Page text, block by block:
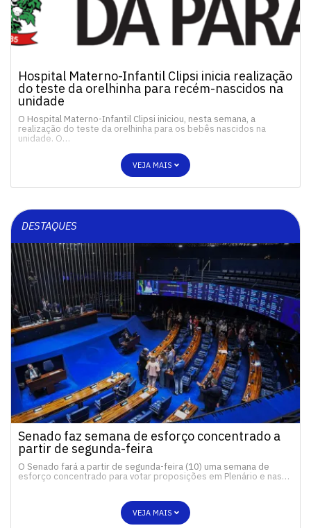
Hospital Materno-Infantil Clipsi inicia realização
do teste da orelhinha para recém-nascidos na
unidade
O Hospital Materno-Infantil Clipsi iniciou, nesta semana, a
realização do teste da orelhinha para os bebês nascidos na
unidade. O…
VEJA MAIS
DESTAQUES
Senado faz semana de esforço concentrado a
partir de segunda-feira
O Senado fará a partir de segunda-feira (10) uma semana de
esforço concentrado para votar proposições em Plenário e nas…
VEJA MAIS